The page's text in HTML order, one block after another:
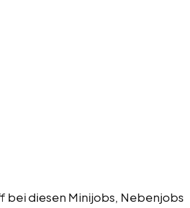
bei diesen Minijobs, Nebenjobs